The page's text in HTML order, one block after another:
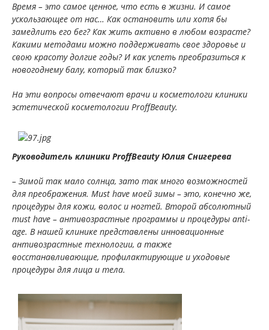
Время – это самое ценное, что есть в жизни. И самое
ускользающее от нас… Как остановить или хотя бы
замедлить его бег? Как жить активно в любом возрасте?
Какими методами можно поддерживать свое здоровье и
свою красоту долгие годы? И как успеть преобразиться к
новогоднему балу, который так близко?
На эти вопросы отвечают врачи и косметологи клиники
эстетической косметологии ProffBeauty.
Руководитель клиники ProffBeauty Юлия Снигерева
– Зимой так мало солнца, зато так много возможностей
для преображения. Must have моей зимы – это, конечно же,
процедуры для кожи, волос и ногтей. Второй абсолютный
must have – антивозрастные программы и процедуры anti-
age. В нашей клинике представлены инновационные
антивозрастные технологии, а также
восстанавливающие, профилактирующие и уходовые
процедуры для лица и тела.